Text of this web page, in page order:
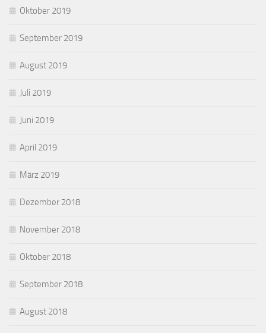
Oktober 2019
September 2019
August 2019
Juli 2019
Juni 2019
April 2019
März 2019
Dezember 2018
November 2018
Oktober 2018
September 2018
August 2018